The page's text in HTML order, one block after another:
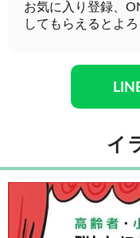
お気に入り登録、
してもらえるとよろ
イ